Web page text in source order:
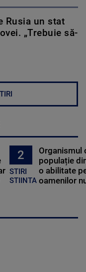
Rusia un stat
„Trebuie să-
2
STIRI
STIINTA
Organismul
populație
o abilitate
oamenilor